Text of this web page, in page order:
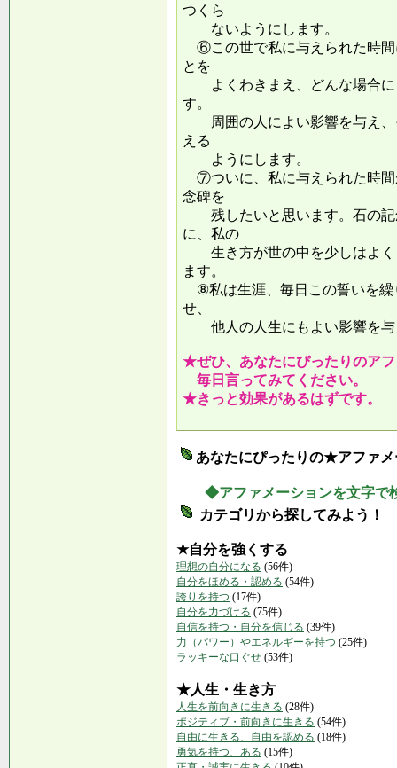
つくら
ないようにします。
⑥この世で私に与えられた時間
とを
よくわきまえ、どんな場合に
す。
周囲の人によい影響を与え、
える
ようにします。
⑦ついに、私に与えられた時間
念碑を
残したいと思います。石の記
に、私の
生き方が世の中を少しはよく
ます。
⑧私は生涯、毎日この誓いを繰
せ、
他人の人生にもよい影響
★ぜひ、あなたにぴったりのア
毎日言ってみてください。
★きっと効果があるはずです。
あなたにぴったりの★アファ
◆アファメーションを文字で
カテゴリから探してみよう！
★自分を強くする
理想の自分になる (56件)
自分をほめる・認める (54件)
誇りを持つ (17件)
自分を力づける (75件)
自信を持つ・自分を信じる (39件)
力（パワー）やエネルギーを持つ (25件)
ラッキーな口ぐせ (53件)
★人生・生き方
人生を前向きに生きる (28件)
ポジティブ・前向きに生きる (54件)
自由に生きる、自由を認める (18件)
勇気を持つ、ある (15件)